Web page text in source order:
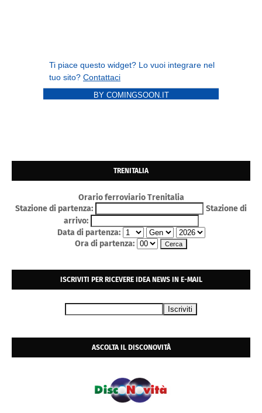
BY COMINGSOON.IT
TRENITALIA
Orario ferroviario Trenitalia
Stazione di partenza:
Stazione di
arrivo:
Data di partenza:
Ora di partenza:
ISCRIVITI PER RICEVERE IDEA NEWS IN E-MAIL
ASCOLTA IL DISCONOVITÀ